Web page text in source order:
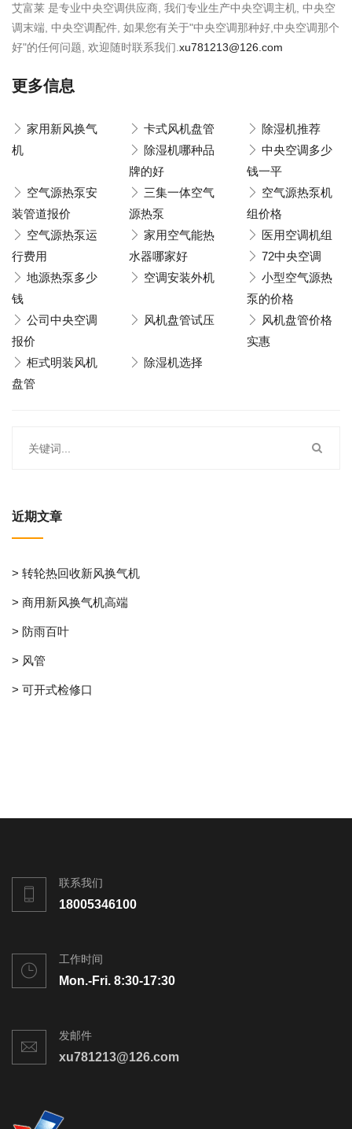
艾富莱 是专业中央空调供应商, 我们专业生产中央空调主机, 中央空
调末端, 中央空调配件, 如果您有关于"中央空调那种好,中央空调那个
好"的任何问题, 欢迎随时联系我们. xu781213@126.com
更多信息
家用新风换气
机
卡式风机盘管
除湿机推荐
除湿机哪种品
牌的好
中央空调多少
钱一平
空气源热泵安
装管道报价
三集一体空气
源热泵
空气源热泵机
组价格
空气源热泵运
行费用
家用空气能热
水器哪家好
医用空调机组
72中央空调
地源热泵多少
钱
空调安装外机
小型空气源热
泵的价格
公司中央空调
报价
风机盘管试压
风机盘管价格
实惠
柜式明装风机
盘管
除湿机选择
近期文章
> 转轮热回收新风换气机
> 商用新风换气机高端
> 防雨百叶
> 风管
> 可开式检修口
联系我们
18005346100
工作时间
Mon.-Fri. 8:30-17:30
发邮件
xu781213@126.com